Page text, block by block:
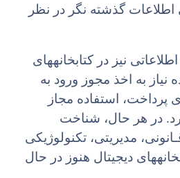
اطلاعات گذشته نگر در نظر
نیز در کتابخانههای
نیاز به اخذ مجوز ورود به
استفاده مجاز
در هر حال، شناخت
مدیریتی، تکنولوژیکی
دیجیتال هنوز در حال